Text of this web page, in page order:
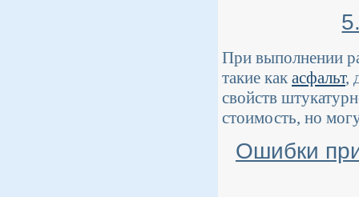
При выполнении
такие как асфальт,
свойств
стоимость, но
Ошибки